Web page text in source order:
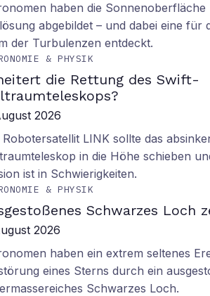
haben die
abgebildet – und dabei eine für
der Turbulenzen entdeckt.
& PHYSIK
die Rettung des Swift-
2026
Robotersatellit LINK sollte das
in die Höhe schieben
ist in Schwierigkeiten.
& PHYSIK
Schwarzes Loch
2026
haben ein extrem seltenes
eines Sterns durch ein
Schwarzes Loch.